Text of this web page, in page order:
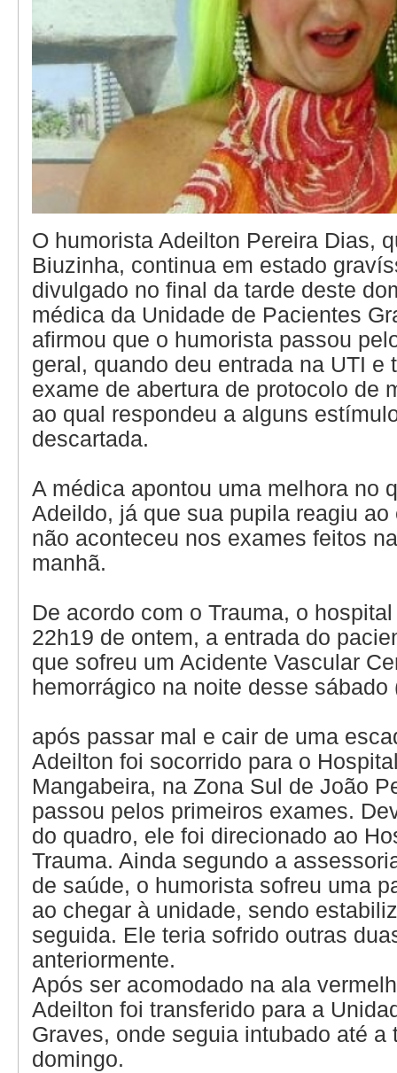
O humorista Adeilton Pereira Dias,
Biuzinha, continua em estado
divulgado no final da tarde deste
médica da Unidade de Pacientes
afirmou que o humorista passou
geral, quando deu entrada na UTI e
exame de abertura de protocolo de
ao qual respondeu a alguns
descartada.
A médica apontou uma melhora no
Adeildo, já que sua pupila reagiu
não aconteceu nos exames feitos
manhã.
De acordo com o Trauma, o
22h19 de ontem, a entrada do
que sofreu um Acidente Vascular
hemorrágico na noite desse
após passar mal e cair de uma
Adeilton foi socorrido para o
Mangabeira, na Zona Sul de João
passou pelos primeiros exames.
do quadro, ele foi direcionado ao
Trauma. Ainda segundo a
de saúde, o humorista sofreu uma
ao chegar à unidade, sendo
seguida. Ele teria sofrido outras
anteriormente.
Após ser acomodado na ala
Adeilton foi transferido para a
Graves, onde seguia intubado até a
domingo.